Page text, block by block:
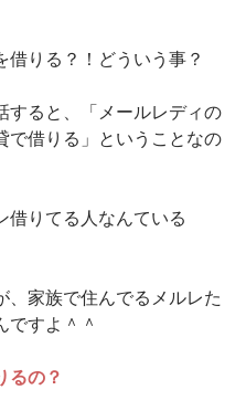
借りる？！どういう事？
すると、「メールレディの
で借りる」ということなの
借りてる人なんている
、家族で住んでるメルレた
ですよ＾＾
るの？